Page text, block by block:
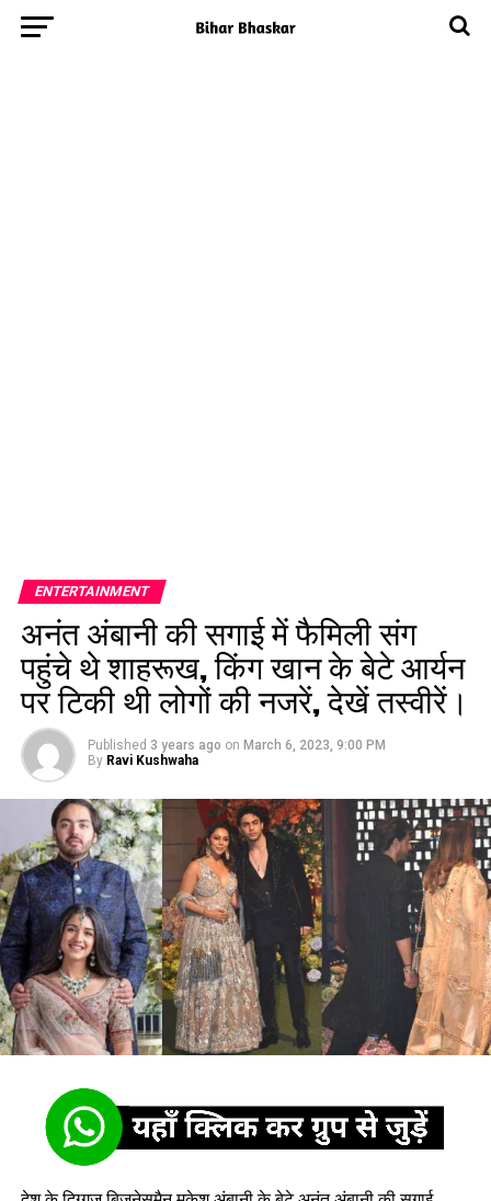
ENTERTAINMENT
अनंत अंबानी की सगाई में फैमिली संग
पहुंचे थे शाहरूख, किंग खान के बेटे आर्यन
पर टिकी थी लोगों की नजरें, देखें तस्वीरें।
Published 3 years ago on March 6, 2023, 9:00 PM
By Ravi Kushwaha